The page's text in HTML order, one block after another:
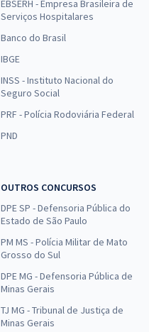
EBSERH - Empresa Brasileira de
Serviços Hospitalares
Banco do Brasil
IBGE
INSS - Instituto Nacional do
Seguro Social
PRF - Polícia Rodoviária Federal
PND
OUTROS CONCURSOS
DPE SP - Defensoria Pública do
Estado de São Paulo
PM MS - Polícia Militar de Mato
Grosso do Sul
DPE MG - Defensoria Pública de
Minas Gerais
TJ MG - Tribunal de Justiça de
Minas Gerais